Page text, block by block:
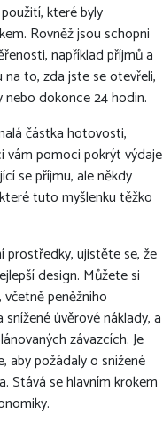
které byly
Rovněž jsou schopni
například příjmů a
to, zda jste se otevřeli,
dokonce 24 hodin.
částka hotovosti,
vám pomoci pokrýt výdaje
se příjmu, ale někdy
tuto myšlenku těžko
prostředky, ujistěte se, že
design. Můžete si
peněžního
úvěrové náklady, a
závazcích. Je
aby požádaly o snížené
Stává se hlavním krokem